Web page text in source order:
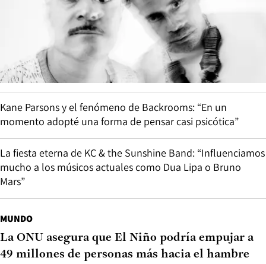
Kane Parsons y el fenómeno de Backrooms: “En un
momento adopté una forma de pensar casi psicótica”
La fiesta eterna de KC & the Sunshine Band: “Influenciamos
mucho a los músicos actuales como Dua Lipa o Bruno
Mars”
MUNDO
La ONU asegura que El Niño podría empujar a
49 millones de personas más hacia el hambre